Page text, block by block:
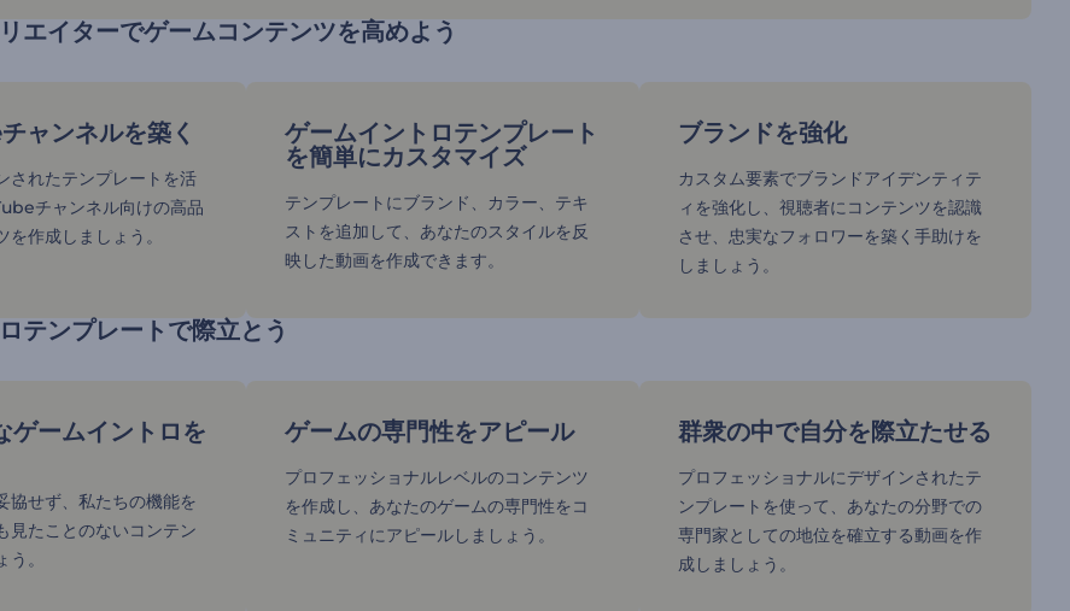
エイターでゲームコンテンツを高めよう
ャンネルを築く
されたテンプレートを活
チャンネル向けの高品
を作成しましょう。
ゲームイントロテンプレート
を簡単にカスタマイズ
テンプレートにブランド、カラー、テキ
ストを追加して、あなたのスタイルを反
映した動画を作成できます。
ブランドを強化
カスタム要素でブランドアイデンティテ
ィを強化し、視聴者にコンテンツを認識
させ、忠実なフォロワーを築く手助けを
しましょう。
テンプレートで際立とう
ゲームイントロを
協せず、私たちの機能を
見たことのないコンテン
。
ゲームの専門性をアピール
プロフェッショナルレベルのコンテンツ
を作成し、あなたのゲームの専門性をコ
ミュニティにアピールしましょう。
群衆の中で自分を際立たせる
プロフェッショナルにデザインされたテ
ンプレートを使って、あなたの分野での
専門家としての地位を確立する動画を作
成しましょう。